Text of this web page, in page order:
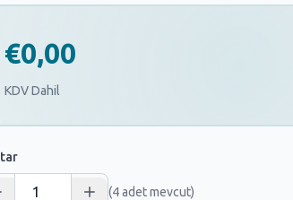
€0,00
KDV Dahil
(4 adet mevcut)